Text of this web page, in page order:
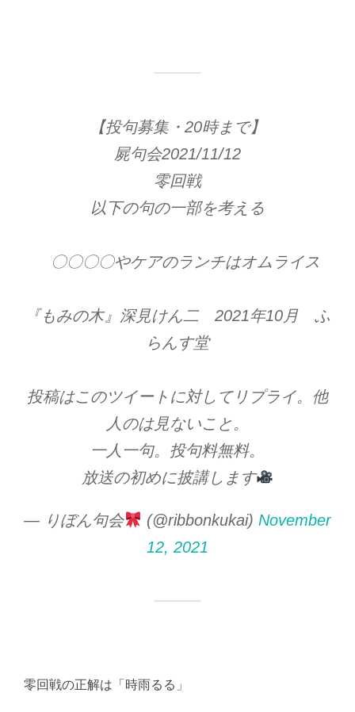
【投句募集・20時まで】
屍句会2021/11/12
零回戦
以下の句の一部を考える
〇〇〇〇やケアのランチはオムライス
『もみの木』深見けん二 2021年10月 ふ
らんす堂
投稿はこのツイートに対してリプライ。他
人のは見ないこと。
一人一句。投句料無料。
放送の初めに披講します
— りぼん句会 (@ribbonkukai) November
12, 2021
零回戦の正解は「時雨るる」